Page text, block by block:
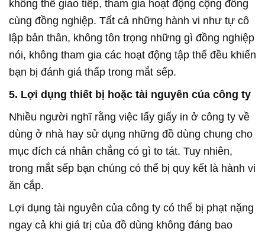
không thể giao tiếp, tham gia hoạt động cộng đồng
cùng đồng nghiệp. Tất cả những hành vi như tự cô
lập bản thân, không tôn trọng những gì đồng nghiệp
nói, không tham gia các hoạt động tập thể đều khiến
bạn bị đánh giá thấp trong mắt sếp.
5. Lợi dụng thiết bị hoặc tài nguyên của công ty
Nhiều người nghĩ rằng việc lấy giấy in ở công ty về
dùng ở nhà hay sử dụng những đồ dùng chung cho
mục đích cá nhân chẳng có gì to tát. Tuy nhiên,
trong mắt sếp bạn chúng có thể bị quy kết là hành vi
ăn cắp.
Lợi dụng tài nguyên của công ty có thể bị phạt nặng
ngay cả khi giá trị của đồ dùng không đáng bao